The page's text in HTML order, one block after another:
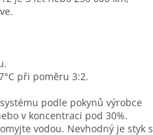
při poměru 3:2.
podle pokynů výrobce
v koncentraci pod 30%.
vodou. Nevhodný je styk s